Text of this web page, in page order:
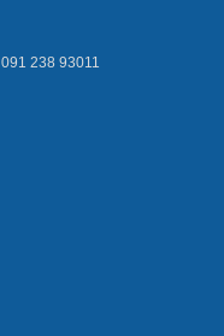
091 238 93011